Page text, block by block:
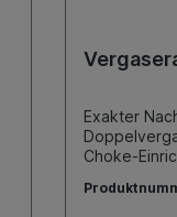
Exakter
Choke-
mmAnsaug-